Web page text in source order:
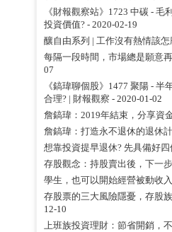
《財報觀察站》1723 中碳 -
投資價值?- 2020-02-19
釀自由系列 | 工作沒有熱情該怎
每隔一段時間，市場總是願意
07
《鎬瑋聊個股》1477 聚陽 -
合理? | 財報觀察 - 2020-01-02
詹鎬瑋：2019年結束，分享資
詹鎬瑋：打造永不退休的退休
想靠投資提早退休? 先具備好四
存股觀念：持股賣出後，下一
學生，也可以開始經營被動收
存股票的三大風險隱憂，存股
12-10
上班族投資理財：節省開銷，